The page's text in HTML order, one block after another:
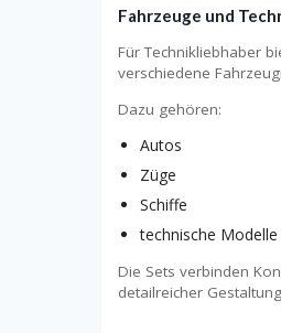
Fahrzeuge und
Für Technikliebhaber
verschiedene
Dazu gehören:
Autos
Züge
Schiffe
technische Modelle
Die Sets verbinden
detailreicher